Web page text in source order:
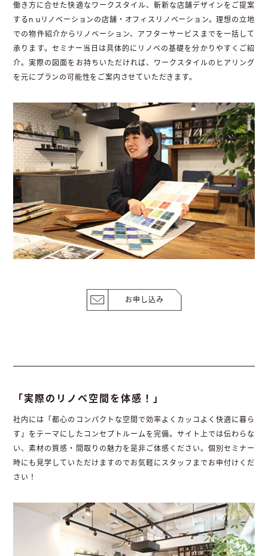
働き方に合せた快適なワークスタイル、斬新な店舗デザインをご提案
するn uリノベーションの店舗・オフィスリノベーション。理想の立地
での物件紹介からリノベーション、アフターサービスまでを一括して
承ります。セミナー当日は具体的にリノベの基礎を分かりやすくご紹
介。実際の図面をお持ちいただければ、ワークスタイルのヒアリング
を元にプランの可能性をご案内させていただきます。
お申し込み
「実際のリノベ空間を体感！」
社内には「都心のコンパクトな空間で効率よくカッコよく快適に暮ら
す」をテーマにしたコンセプトルームを完備。サイト上では伝わらな
い、素材の質感・間取りの魅力を是非ご体感ください。個別セミナー
時にも見学していただけますのでお気軽にスタッフまでお申付けくだ
さい！